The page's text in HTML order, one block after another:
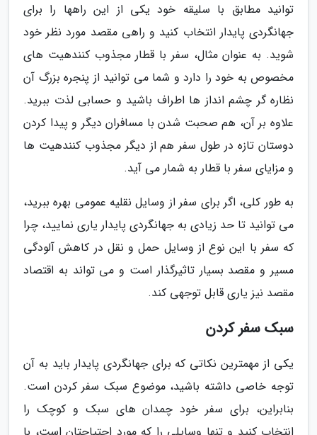
توانید مطابق با سلیقه خود یکی از این راهها را برای
جهانگردی پایدار انتخاب کنید و راهی مقصد مورد نظر خود
شوید. به عنوان مثال، سفر با قطار مجذوب کنندهیت های
مخصوص به خود را دارد و شما می توانید از پنجره بزرگ آن
نظاره گر چشم انداز ها اطراف باشید و حسابی لذت ببرید.
علاوه بر آن، هم صحبت شدن با مسافران دیگر و پیدا کردن
دوستان تازه در طول سفر هم از دیگر مجذوب کنندهیت ها
و مزایای سفر با قطار به شمار می آید.
به طور کلی، اگر برای سفر از وسایل نقلیه عمومی بهره ببرید،
می توانید تا حد زیادی به جهانگردی پایدار یاری نمایید، چرا
که سفر با این نوع از وسایل حمل و نقل در کاهش آلودگی
مسیر و مقصد بسیار تاثیرگذار است و می تواند به اقتصاد
مقصد نیز یاری قابل توجهی کند.
سبک سفر کردن
یکی از مهمترین نکاتی که برای جهانگردی پایدار باید به آن
توجه خاصی داشته باشید، موضوع سبک سفر کردن است.
بنابراین، برای سفر خود چمدان های سبک و کوچک را